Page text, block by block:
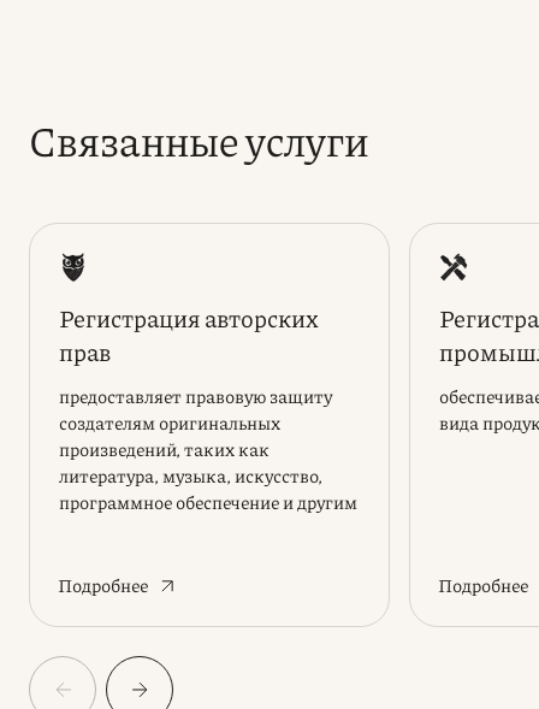
Связанные услуги
Регистрация авторских
прав
предоставляет правовую защиту
создателям оригинальных
произведений, таких как
литература, музыка, искусство,
программное обеспечение и другим
Подробнее
вида
Подробнее